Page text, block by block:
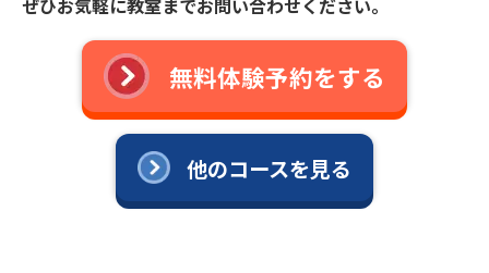
ぜひお気軽に教室までお問い合わせください。
無料体験予約をする
他のコースを見る